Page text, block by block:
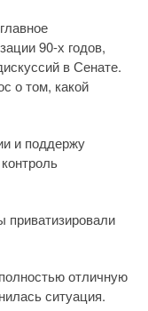
90-х годов,
в Сенате.
о том, какой
и поддержу
приватизировали
отличную
ситуация.